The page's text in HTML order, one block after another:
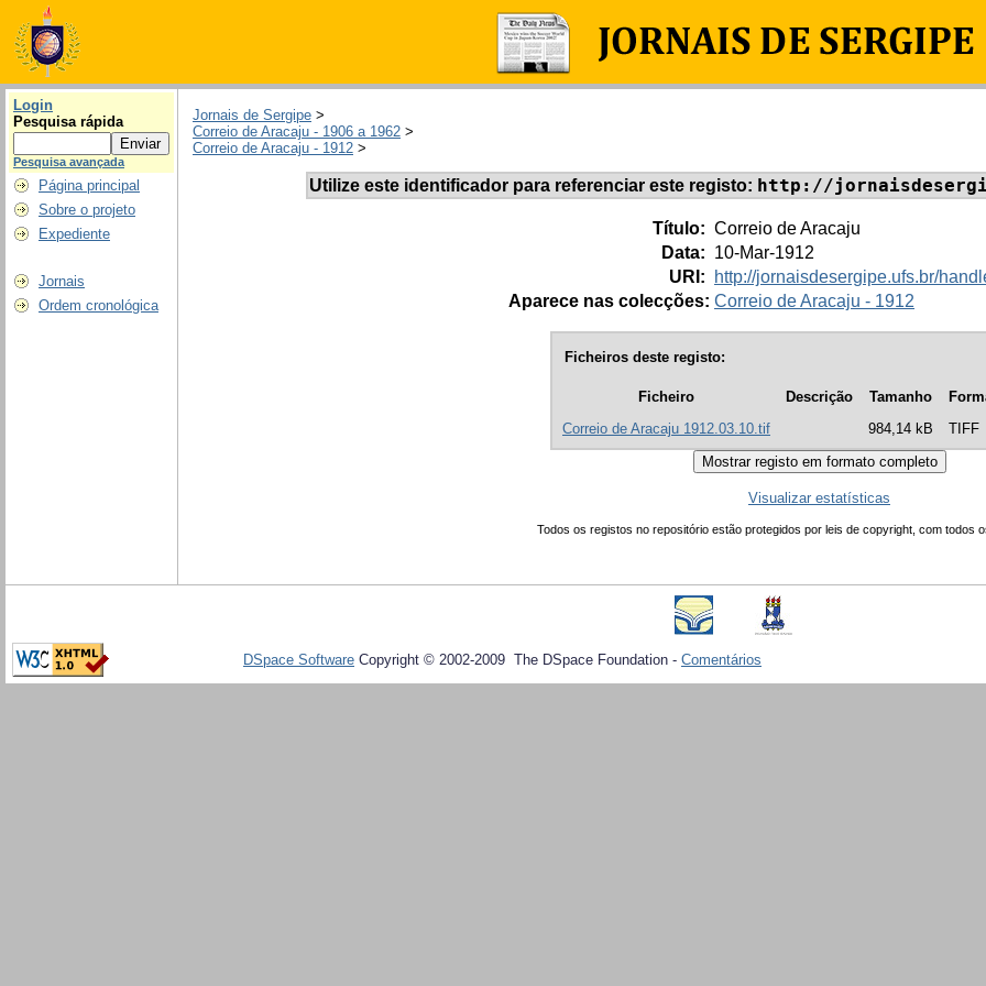
Login
Pesquisa rápida
Pesquisa avançada
Página principal
Sobre o projeto
Expediente
Jornais
Ordem cronológica
Jornais de Sergipe >
Correio de Aracaju - 1906 a 1962 >
Correio de Aracaju - 1912 >
Utilize este identificador para referenciar este registo: http://
Título: Correio de Aracaju
Data: 10-Mar-1912
URI:
http://jornaisdesergipe.ufs.br/
Aparece nas colecções: Correio de Aracaju - 1912
Ficheiros deste registo:
Ficheiro Descrição Tamanho
Correio de Aracaju 1912.03.10.tif
984,14 kB TIFF
Visualizar estatísticas
Todos os registos no repositório estão protegidos por leis de copyright, com todos
DSpace Software Copyright © 2002-2009 The DSpace Foundation - Comentários